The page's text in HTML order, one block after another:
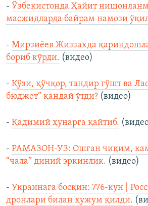
- Ўзбекистонда Ҳайит
масжидларда байрам намози
- Мирзиёев Жиззахда
бориб кўрди. (видео)
- Қўзи, қўчқор, тандир гўшт ва
бюджет” қандай ўтди? (видео)
- Қадимий ҳунарга қайтиб.
- РАМАЗОН-УЗ: Ошган чиқим,
“чала” диний эркинлик. (видео)
- Украинага босқин: 776-кун |
дронлари билан ҳужум қилди.